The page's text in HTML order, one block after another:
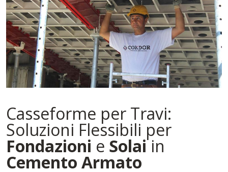
Casseforme per Travi:
Soluzioni Flessibili per
Fondazioni e Solaiin
Cemento Armato